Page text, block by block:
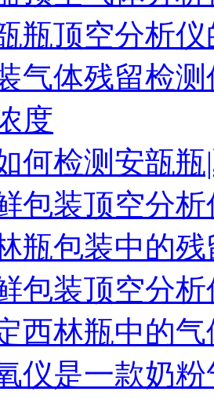
瓶顶空分析
气体残留检
度
何检测安瓿
包装顶空分
瓶包装中的
包装顶空分
西林瓶中的
仪是一款奶